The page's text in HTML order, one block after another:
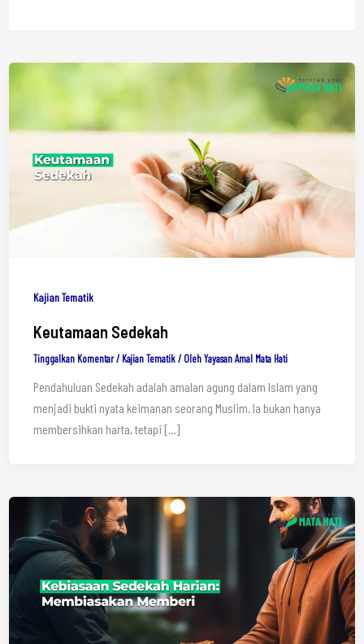
Kajian Tematik
Keutamaan Sedekah
Tinggalkan Komentar / Kajian Tematik/ OlehYayasan Amal Mata Hati
Pendahuluan Sedekah adalah amalan agung dalam Islam yang
menjadi bukti nyata keimanan seorang Muslim. Ia bukan hanya
membersihkan harta, tetapi […]